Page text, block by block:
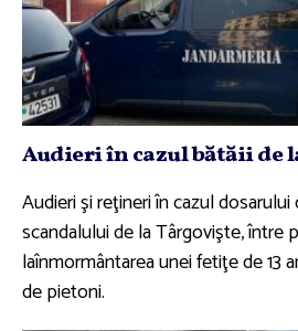
Audieri în cazul bătăii de
Audieri şi reţineri în cazul
scandalului de la Târgovişte, între
laînmormântarea unei fetiţe de 13
de pietoni.